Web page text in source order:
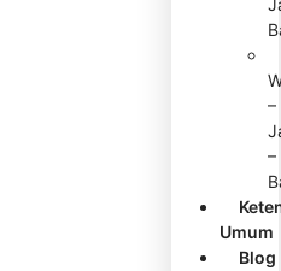
–
–
Umum
Blog